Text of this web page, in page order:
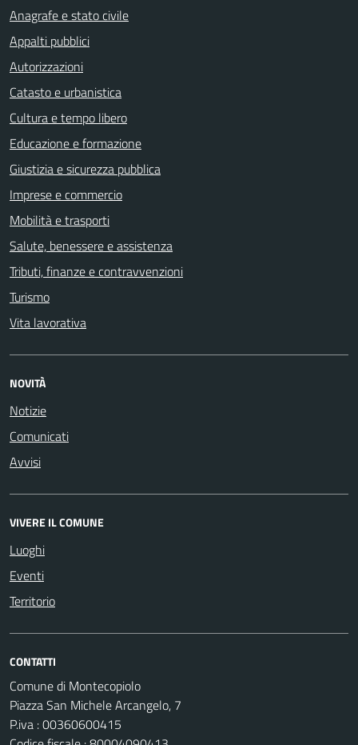
Anagrafe e stato civile
Appalti pubblici
Autorizzazioni
Catasto e urbanistica
Cultura e tempo libero
Educazione e formazione
Giustizia e sicurezza pubblica
Imprese e commercio
Mobilità e trasporti
Salute, benessere e assistenza
Tributi, finanze e contravvenzioni
Turismo
Vita lavorativa
NOVITÀ
Notizie
Comunicati
Avvisi
VIVERE IL COMUNE
Luoghi
Eventi
Territorio
CONTATTI
Comune di Montecopiolo
Piazza San Michele Arcangelo, 7
P.iva : 00360600415